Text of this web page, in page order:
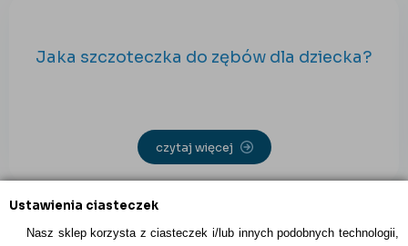
Ustawienia ciasteczek
Nasz sklep korzysta z ciasteczek i/lub innych podobnych technologii,
Jaka szczoteczka do zębów dla dziecka?
czytaj więcej